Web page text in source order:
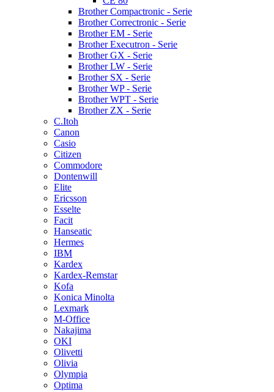
Brother Compactronic - Serie
Brother Correctronic - Serie
Brother EM - Serie
Brother Executron - Serie
Brother GX - Serie
Brother LW - Serie
Brother SX - Serie
Brother WP - Serie
Brother WPT - Serie
Brother ZX - Serie
C.Itoh
Canon
Casio
Citizen
Commodore
Dontenwill
Elite
Ericsson
Esselte
Facit
Hanseatic
Hermes
IBM
Kardex
Kardex-Remstar
Kofa
Konica Minolta
Lexmark
M-Office
Nakajima
OKI
Olivetti
Olivia
Olympia
Optima